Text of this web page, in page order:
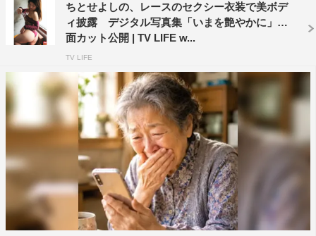
ちとせよしの、レースのセクシー衣装で美ボデ
ィ披露 デジタル写真集「いまを艶やかに」誌
面カット公開 | TV LIFE w...
TV LIFE